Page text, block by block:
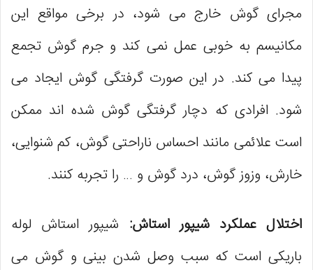
مجرای گوش خارج می ‌شود، در برخی مواقع این
مکانیسم به خوبی عمل نمی ‌کند و جرم گوش تجمع
پیدا می ‌کند. در این صورت گرفتگی گوش ایجاد می
شود. افرادی که دچار گرفتگی گوش شده اند ممکن
است علائمی مانند احساس ناراحتی گوش، کم شنوایی،
خارش، وزوز گوش، درد گوش و … را تجربه کنند.
اختلال عملکرد شیپور استاش: شیپور استاش لوله
باریکی است که سبب وصل شدن بینی و گوش می